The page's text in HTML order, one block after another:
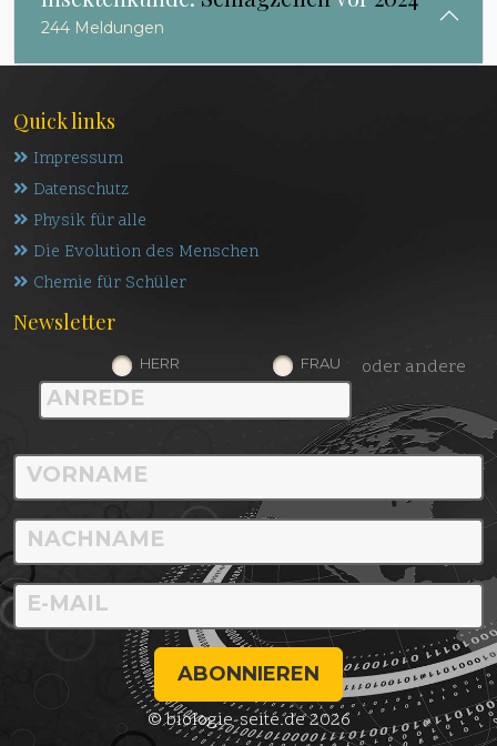
244 Meldungen
Quick links
Impressum
Datenschutz
Physik für alle
Die Evolution des Menschen
Chemie für Schüler
Newsletter
HERR FRAU oder andere
ABONNIEREN
© biologie-seite.de 2026